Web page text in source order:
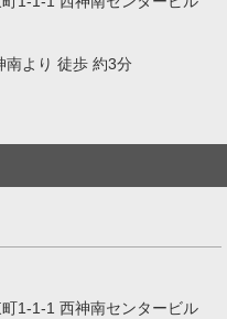
南より 徒歩 約3分
1-1-1 西神南センタービル